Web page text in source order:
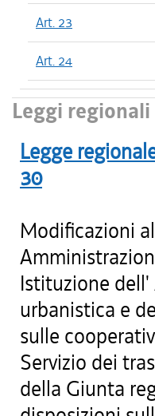
Art. 23
Art. 24
Leggi regionali
Legge
30
Modificazioni
Istituzione dell'
urbanistica e
sulle
Servizio dei
della Giunta